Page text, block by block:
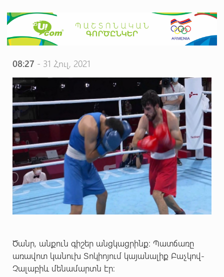
08:27 - 31 Հուլ, 2021
Ծանր, անքուն գիշեր անցկացրինք: Պատճառը
առավոտ կանուխ Տոկիոյում կայանալիք Բաչկով-
Չալաբիև մենամարտն էր: